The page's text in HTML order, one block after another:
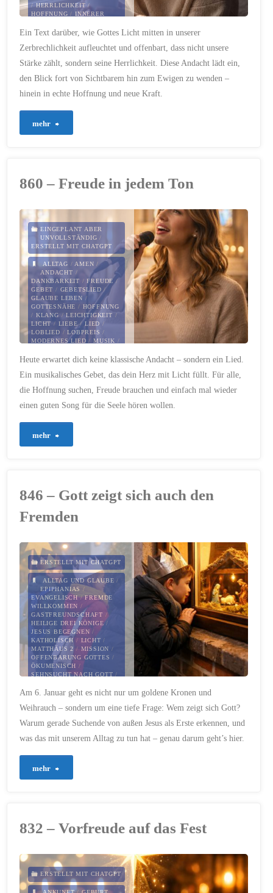
/HERRLICHKEIT /
HOFFNUNG / INNERER
/OFFENBARUNG/PAULUS
VERTRAUEN/
ZEUGNIS
24. JANUAR 2026
Ein Text darüber, wie Gottes Licht mitten in unserer
Zerbrechlichkeit aufleuchtet und offenbart, dass nicht unsere
Stärke zählt, sondern seine Herrlichkeit. Diese Andacht lädt ein,
den Blick fort von Sichtbarem hin zum Ewigen zu wenden –
hinein in echte Hoffnung und neue Kraft.
mehr
aus
der
Zerbrochenheit
scheint"
860 – Freude in jedem Ton
EINGEPLANT ABER
UNVOLLSTÄNDIG /
ERSTELLT MIT CHATGPT
ALLTAG /AMEN /
ANDACHT /
DANKBARKEIT /FREUDE /
GEBET / GEBETSLIED /
GLAUBE LEBEN /
GOTTESNÄHE / HOFFNUNG
/ KLANG /LEICHTIGKEIT /
LICHT / LIEBE/ LIED /
LOBLIED /LOBPREIS /
MODERNES LIED / MUSIK /
MUSIKFORMAT/ MUT/
RADIOANDACHT/SEGEN/
20. JANUAR 2026
Heute erwartet dich keine klassische Andacht – sondern ein Lied.
Ein musikalisches Gebet, das dein Herz mit Licht füllt. Für alle,
die Hoffnung suchen, Freude brauchen und einfach mal wieder
einen guten Song für die Seele hören wollen.
mehr
Ton"
846 – Gott zeigt sich auch den
Fremden
ERSTELLT MIT CHATGPT
ALLTAG UND GLAUBE /
EPIPHANIAS /
EVANGELISCH/FREMDE
WILLKOMMEN /
GASTFREUNDSCHAFT /
HEILIGE DREI KÖNIGE/
JESUS BEGEGNEN /
KATHOLISCH / LICHT /
MATTHÄUS 2 / MISSION /
OFFENBARUNG GOTTES /
ÖKUMENISCH /
SEHNSUCHT NACH GOTT /
SUCHENDE FINDEN GOTT
6. JANUAR 2026
Am 6. Januar geht es nicht nur um goldene Kronen und
Weihrauch – sondern um eine tiefe Frage: Wem zeigt sich Gott?
Warum gerade Suchende von außen Jesus als Erste erkennen, und
was das mit unserem Alltag zu tun hat – genau darum geht’s hier.
mehr
sich
auch
832 – Vorfreude auf das Fest
ERSTELLT MIT CHATGPT